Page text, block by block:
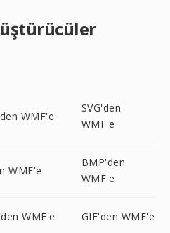
WMF'e
SVG'den
WMF'e
WMF'e
BMP'den
WMF'e
WMF'e GIF'den WMF'e